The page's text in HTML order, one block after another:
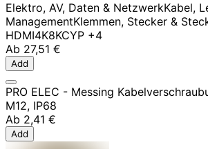
Elektro, AV, Daten & NetzwerkKabel,
ManagementKlemmen, Stecker &
HDMI4K8KCYP +4
Ab 27,51 €
Add
PRO ELEC - Messing
M12, IP68
Ab 2,41 €
Add